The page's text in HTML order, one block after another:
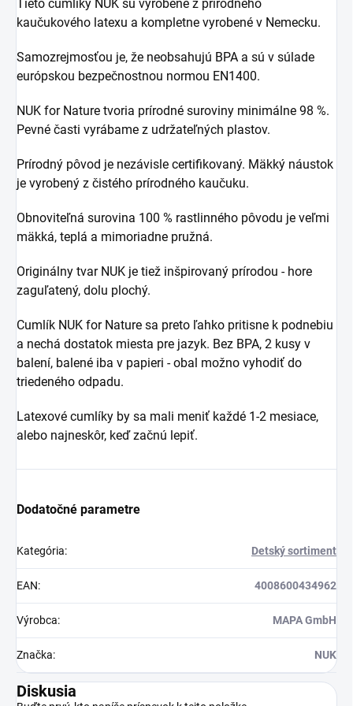
Tieto cumlíky NUK sú vyrobené z prírodného
kaučukového latexu a kompletne vyrobené v Nemecku.
Samozrejmosťou je, že neobsahujú BPA a sú v súlade
európskou bezpečnostnou normou EN1400.
NUK for Nature tvoria prírodné suroviny minimálne 98 %.
Pevné časti vyrábame z udržateľných plastov.
Prírodný pôvod je nezávisle certifikovaný. Mäkký náustok
je vyrobený z čistého prírodného kaučuku.
Obnoviteľná surovina 100 % rastlinného pôvodu je veľmi
mäkká, teplá a mimoriadne pružná.
Originálny tvar NUK je tiež inšpirovaný prírodou - hore
zaguľatený, dolu plochý.
Cumlík NUK for Nature sa preto ľahko pritisne k podnebiu
a nechá dostatok miesta pre jazyk. Bez BPA, 2 kusy v
balení, balené iba v papieri - obal možno vyhodiť do
triedeného odpadu.
Latexové cumlíky by sa mali meniť každé 1-2 mesiace,
alebo najneskôr, keď začnú lepiť.
Dodatočné parametre
Kategória: Detský sortiment
EAN: 4008600434962
Výrobca: MAPA GmbH
Značka: NUK
Diskusia